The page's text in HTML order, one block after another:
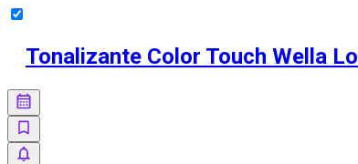
Tonalizante Color Touch Wella